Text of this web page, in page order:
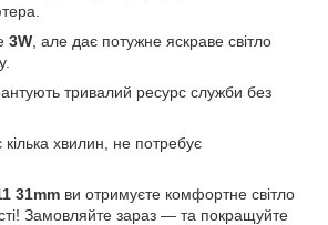
3W , але дає потужне яскраве світло
тривалий ресурс служби без
хвилин, не потребує
31mm ви отримуєте комфортне світло
Замовляйте зараз — та покращуйте